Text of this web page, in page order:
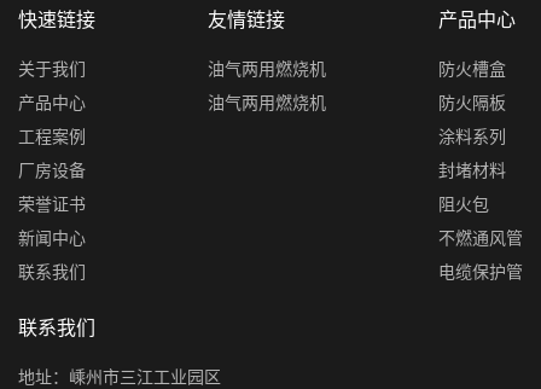
快速链接
关于我们
产品中心
工程案例
厂房设备
荣誉证书
新闻中心
联系我们
友情链接
油气两用燃烧机
油气两用燃烧机
产品中心
防火槽盒
防火隔板
涂料系列
封堵材料
阻火包
不燃通风管
电缆保护管
联系我们
地址：嵊州市三江工业园区